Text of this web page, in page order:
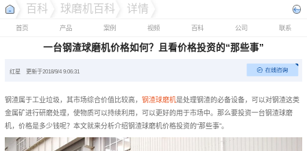
百科 球磨机百科 详情
首页 产品 案例 视频 百科 公司 联系
一台钢渣球磨机价格如何？且看价格投资的“那些事”
红星 更新于2018/9/4 9:06:31
钢渣属于工业垃圾，其市场综合价值比较高， 钢渣球磨机是处理钢渣的必备设备，可以对钢渣这类
金属矿进行研磨处理，使物质可以持续利用，可以更好的用于市场中。那么要投资一台钢渣球磨
机，价格是多少钱呢？本文就来分析介绍钢渣球磨机价格投资的“那些事”。